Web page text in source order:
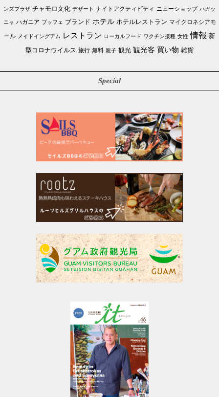
ンズプラザ チャモロ文化 デザート ナイトアクティビティ ニューショップ ハガッ
ニャ ハガニア ブッフェ ブランド ホテル ホテルレストラン マイクロネシアモ
ール メイドイングアム レストラン ローカルフード ワクチン接種 女性 情報 新
型コロナウイルス 旅行 無料 親子 観光 観光客 買い物 雑貨
Special